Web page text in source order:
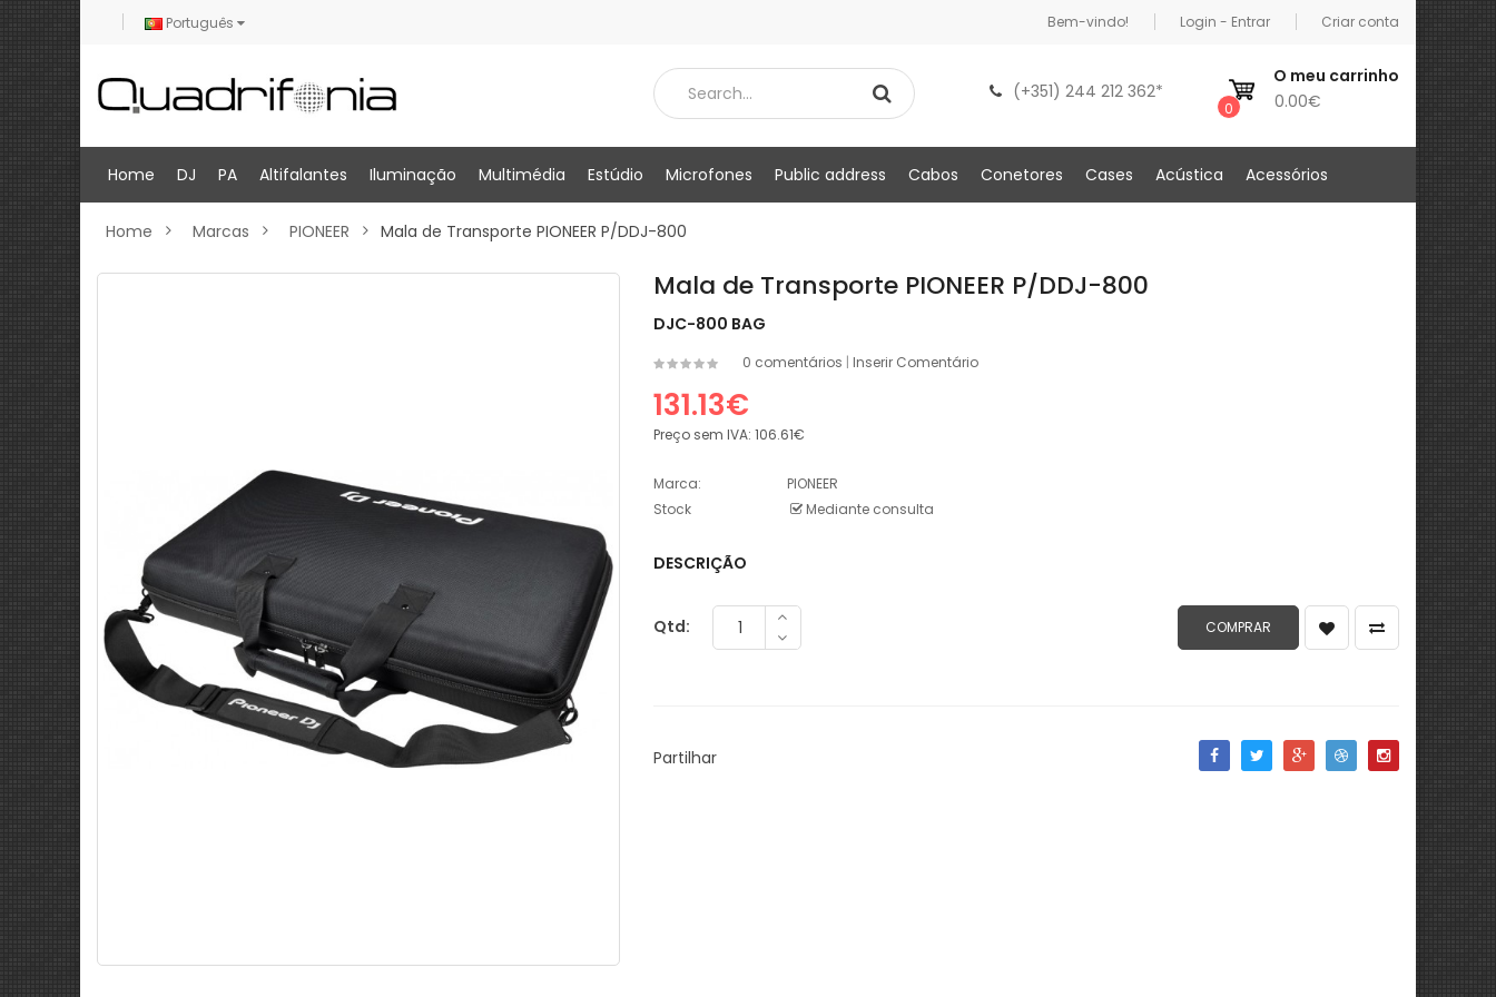
Português Bem-vindo! Login - Entrar Criar conta
(+351) 244 212 362*
0 0.00€
O meu carrinho
Home DJ PA Altifalantes Iluminação Multimédia Estúdio Microfones Public address Cabos Conetores Cases Acústica Acessórios
Home Marcas PIONEER Mala de Transporte PIONEER P/DDJ-800
Mala de Transporte PIONEER P/DDJ-800
DJC-800 BAG
0 comentários | Inserir Comentário
131.13€
Preço sem IVA: 106.61€
Marca:
PIONEER
Stock
Mediante consulta
DESCRIÇÃO
Qtd:
Partilhar